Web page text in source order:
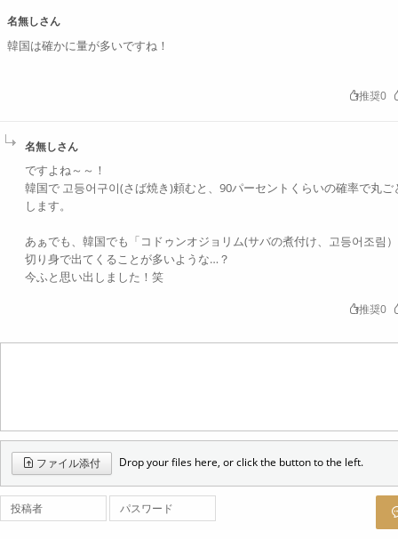
名無しさん
韓国は確かに量が多いですね！
推奨0
名無しさん
ですよね～～！
韓国で 고등어구이(さば焼き)頼むと、90パーセントくらいの確率で丸
します。
あぁでも、韓国でも「コドゥンオジョリム(サバの煮付け、고등어조림
切り身で出てくることが多いような…？
今ふと思い出しました！笑
推奨0
ファイル添付 Drop your files here, or click the button to the left.
投稿者 パスワード